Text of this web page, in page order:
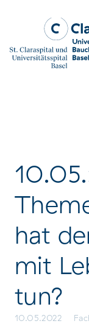
hat
mit
tun?
10.05.2022